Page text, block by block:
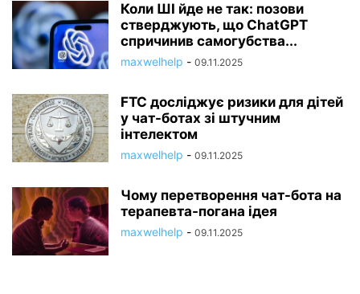
Коли ШІ йде не так: позови
стверджують, що ChatGPT
спричинив самогубства...
maxwelhelp - 09.11.2025
FTC досліджує ризики для дітей
у чат-ботах зі штучним
інтелектом
maxwelhelp - 09.11.2025
Чому перетворення чат-бота на
терапевта-погана ідея
maxwelhelp - 09.11.2025